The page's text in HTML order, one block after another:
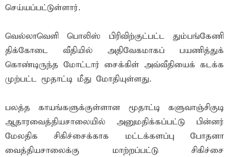
செய்யப்பட்டுள்ளார்.
வெல்லாவெளி பொலிஸ் பிரிவிற்குட்பட்ட தும்பங்கேணி
திக்கோடை வீதியில் அதிவேகமாகப் பயணித்துக்
கொண்டிருந்த மோட்டார் சைக்கிள் அவ்வீதியைக் கடக்க
முற்பட்ட மூதாட்டி மீது மோதியுள்ளது.
பலத்த காயங்களுக்குள்ளான மூதாட்டி களுவாஞ்சிகுடி
ஆதாரவைத்தியசாலையில் அனுமதிக்கப்பட்டு பின்னர்
மேலதிக சிகிச்சைக்காக மட்டக்களப்பு போதனா
வைத்தியசாலைக்கு மாற்றப்பட்டு சிகிச்சை